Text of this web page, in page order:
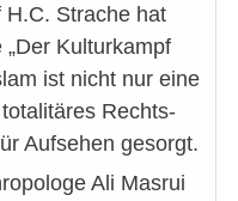
H.C. Strache hat
Kulturkampf
ist nicht nur eine
Rechts-
Aufsehen gesorgt.
Ali Masrui